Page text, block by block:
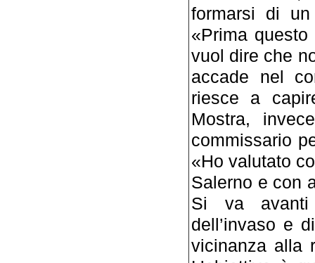
formarsi di
«Prima questo
vuol dire che
accade nel
riesce a
Mostra,
commissario
«Ho valutato
Salerno e con
Si va avanti
dell’invaso e
vicinanza alla